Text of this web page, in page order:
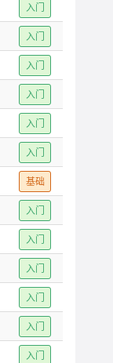
入门
入门
入门
入门
入门
入门
基础
入门
入门
入门
入门
入门
入门